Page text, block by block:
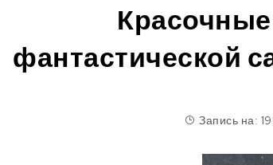
фантастической
Запись на: